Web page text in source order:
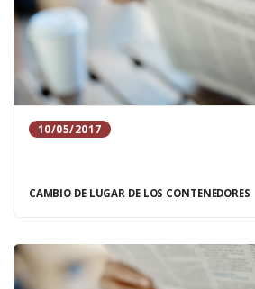
10/05/2017
CAMBIO DE LUGAR DE LOS CONTENEDORES